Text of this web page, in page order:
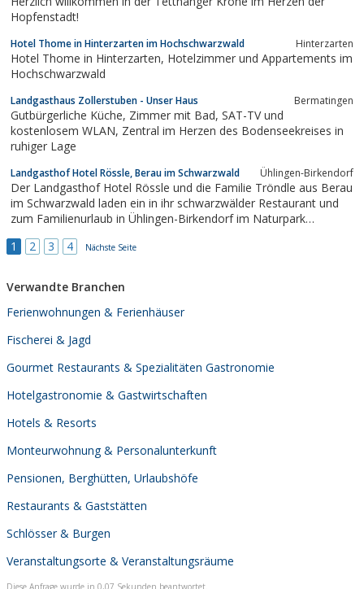
Hopfenstadt!
Hotel Thome in Hinterzarten im Hochschwarzwald Hinterzarten
Hotel Thome in Hinterzarten, Hotelzimmer und Appartements im
Hochschwarzwald
Landgasthaus Zollerstuben - Unser Haus Bermatingen
Gutbürgerliche Küche, Zimmer mit Bad, SAT-TV und
kostenlosem WLAN, Zentral im Herzen des Bodenseekreises in
ruhiger Lage
Landgasthof Hotel Rössle, Berau im Schwarzwald Ühlingen-Birkendorf
Der Landgasthof Hotel Rössle und die Familie Tröndle aus Berau
im Schwarzwald laden ein in ihr schwarzwälder Restaurant und
zum Familienurlaub in Ühlingen-Birkendorf im Naturpark
1 2 3 4 Nächste Seite
Verwandte Branchen
Ferienwohnungen & Ferienhäuser
Fischerei & Jagd
Gourmet Restaurants & Spezialitäten Gastronomie
Hotelgastronomie & Gastwirtschaften
Hotels & Resorts
Monteurwohnung & Personalunterkunft
Pensionen, Berghütten, Urlaubshöfe
Restaurants & Gaststätten
Schlösser & Burgen
Veranstaltungsorte & Veranstaltungsräume
Diese Anfrage wurde in 0,07 Sekunden beantwortet.